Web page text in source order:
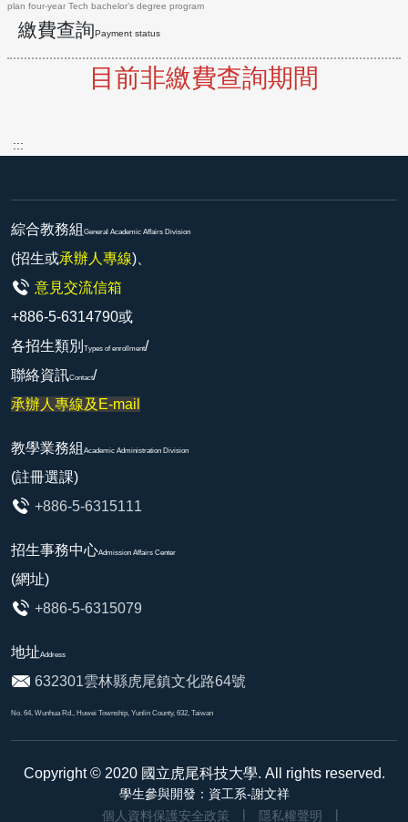
plan four-year Tech bachelor’s degree program
繳費查詢Payment status
目前非繳費查詢期間
:::
綜合教務組 General Academic Affairs Division
(招生或承辦人專線)、
意見交流信箱
+886-5-6314790或
各招生類別 Types of enrollment/
聯絡資訊Contact/
承辦人專線及E-mail
教學業務組 Academic Administration Division
(註冊選課)
+886-5-6315111
招生事務中心Admission Affairs Center
(網址)
+886-5-6315079
地址Address
632301雲林縣虎尾鎮文化路64號
No. 64, Wunhua Rd., Huwei Township, Yunlin County, 632, Taiwan
Copyright © 2020 國立虎尾科技大學. All rights reserved.
學生參與開發：資工系-謝文祥
個人資料保護安全政策
隱私權聲明